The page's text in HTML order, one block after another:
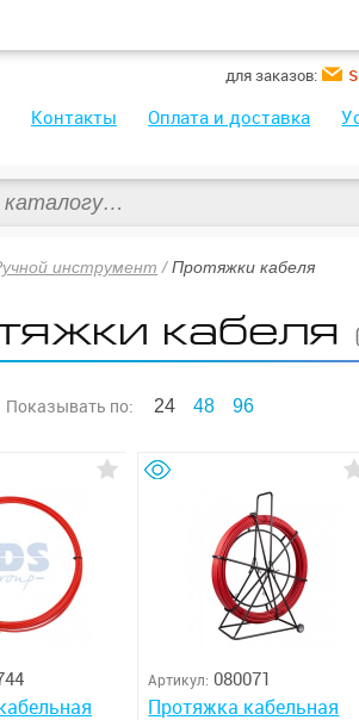
Контакты Оплата и доставка
для заказов:
инструмент /Протяжки кабеля
кабеля
Показывать по: 24 48 96
Артикул: 080071
Протяжка кабельная